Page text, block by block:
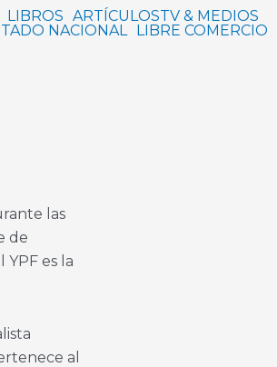
LIBROS ARTÍCULOSTV & MEDIOS
NACIONAL LIBRE COMERCIO
las
de
es la
al